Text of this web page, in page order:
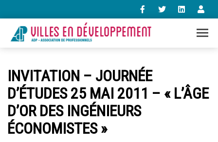
contact@villes-developpement.org
Accueil
L’association
Qui sommes-nous ?
INVITATION – JOURNÉE
D’ÉTUDES 25 MAI 2011 – « L’ÂGE
D’OR DES INGÉNIEURS
ÉCONOMISTES »